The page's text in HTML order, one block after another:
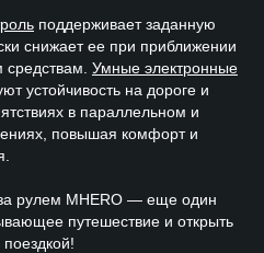
поддерживает заданную
снижает ее при приближении
средствам. Умные электронные
устойчивость на дороге и
в параллельном и
повышая комфорт и
рулем MHERO — еще один
путешествие и открыть